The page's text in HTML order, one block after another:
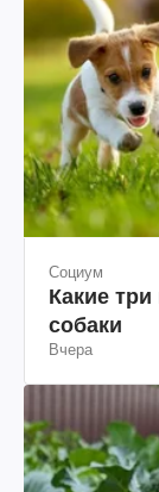
Социум
Какие
собаки
Вчера